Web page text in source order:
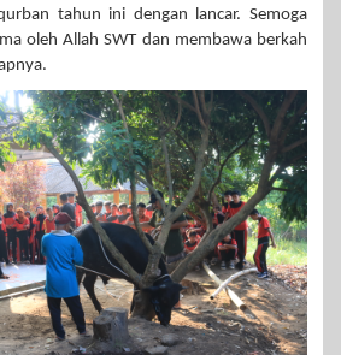
tahun ini dengan lancar. Semoga
oleh Allah SWT dan membawa berkah